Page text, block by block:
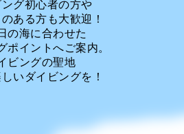
ング初心者の方や
ある方も大歓迎！
の海に合わせた
ポイントへご案内。
ビングの聖地
いダイビングを！